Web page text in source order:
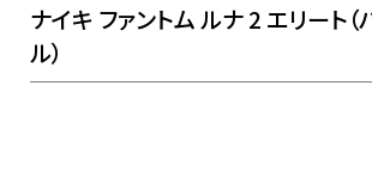
ナイキ ファントム ルナ 2 エリート（
ル）